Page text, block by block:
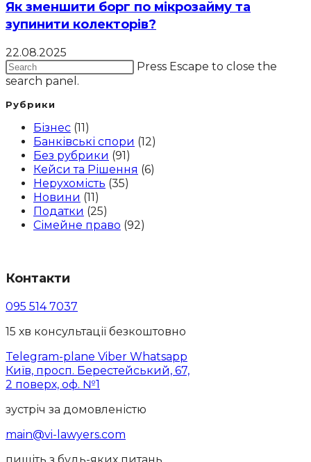
Як зменшити борг по мікрозайму та
зупинити колекторів?
22.08.2025
Press Escape to close the
search panel.
Рубрики
Бізнес (11)
Банківські спори (12)
Без рубрики (91)
Кейси та Рішення (6)
Нерухомість (35)
Новини (11)
Податки (25)
Сімейне право (92)
Контакти
095 514 7037
15 хв консультації безкоштовно
Telegram-plane Viber Whatsapp
Київ, просп. Берестейський, 67,
2 поверх, оф. №1
зустріч за домовленістю
main@vi-lawyers.com